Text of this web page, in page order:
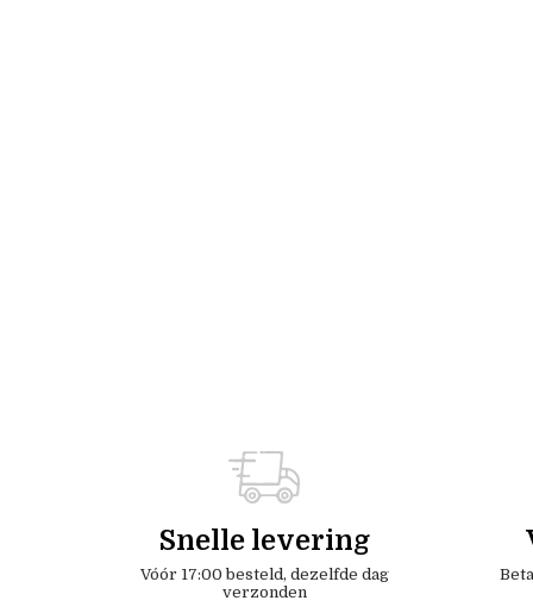
Snelle levering
Vóór 17:00 besteld, dezelfde dag
verzonden